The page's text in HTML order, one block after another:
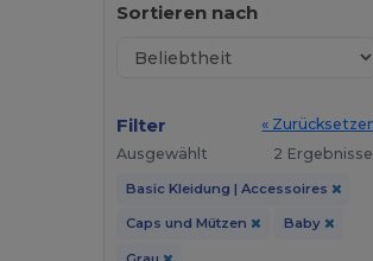
Sortieren nach
Filter
«
Ausgewählt
2
Basic Kleidung | Accessoires
Caps und Mützen Baby